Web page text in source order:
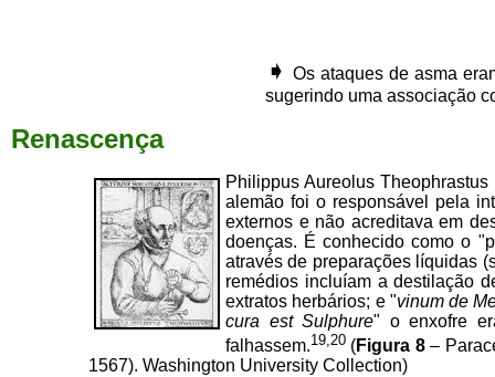
➧ Os ataques de asma
sugerindo uma associação
Renascença
Philippus Aureolus
alemão foi o responsável pela
externos e não acreditava em
doenças. É conhecido como o
através de preparações líquidas
remédios incluíam a destilação
extratos herbários; e "vinum de
cura est Sulphure" o enxofre
falhassem.19,20 (Figura 8–
1567). Washington University Collection)